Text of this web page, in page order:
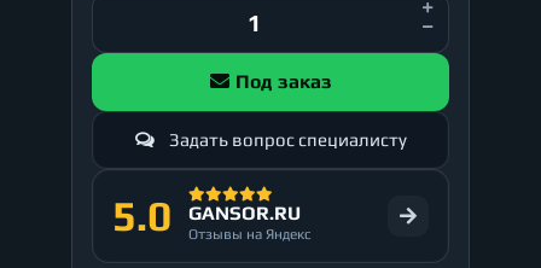
Под заказ
Задать вопрос специалисту
5.0 GANSOR.RU
Отзывы на Яндекс